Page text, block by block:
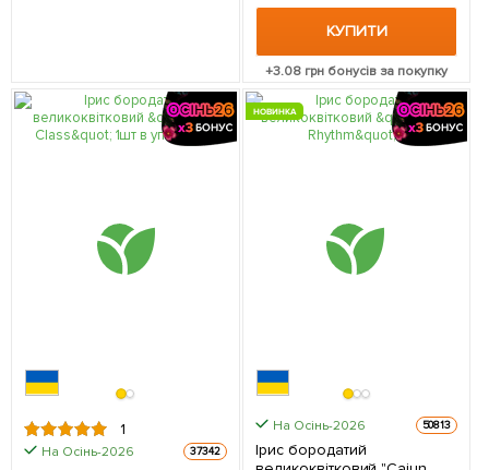
КУПИТИ
+3.08грн бонусів за покупку
1
На Осінь-2026 37342
НОВИНКА
На Осінь-2026 50813
Ірис бородатий